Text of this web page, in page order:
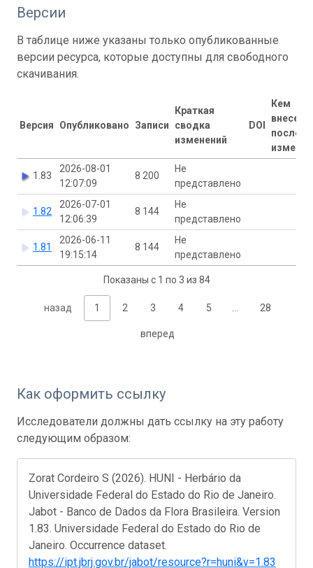
Версии
В таблице ниже указаны только опубликованные
версии ресурса, которые доступны для свободного
скачивания.
Версия Опубликовано Записи
Краткая
сводка
изменений
DOI
Кем
внесены
1.83
2026-08-01
12:07:09
8 200
Не
представлено
1.82
2026-07-01
12:06:39
8 144
Не
представлено
1.81
2026-06-11
19:15:14
8 144
Не
представлено
Показаны с 1 по 3 из 84
назад 1 2 3 4 5 28
вперед
Как оформить ссылку
Исследователи должны дать ссылку на эту работу
следующим образом:
Zorat Cordeiro S (2026). HUNI - Herbário da
Universidade Federal do Estado do Rio de Janeiro.
Jabot - Banco de Dados da Flora Brasileira. Version
1.83. Universidade Federal do Estado do Rio de
Janeiro. Occurrence dataset.
https://ipt.jbrj.gov.br/jabot/resource?r=huni&v=1.83